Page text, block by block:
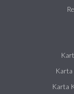
Karta
Karta